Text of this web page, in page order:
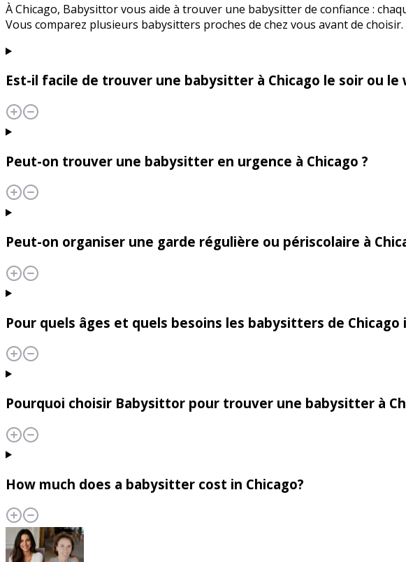
À Chicago, Babysittor vous aide à trouver une babysitter de confiance :
Vous comparez plusieurs babysitters proches de chez vous avant de choisir.
Est-il facile de trouver une babysitter à Chicago le soir ou le
Peut-on trouver une babysitter en urgence à Chicago ?
Peut-on organiser une garde régulière ou périscolaire à
Pour quels âges et quels besoins les babysitters de
Pourquoi choisir Babysittor pour trouver une babysitter à
How much does a babysitter cost in Chicago?